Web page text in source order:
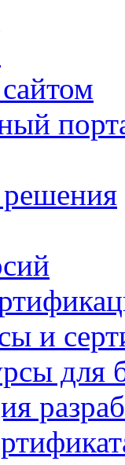
и
для